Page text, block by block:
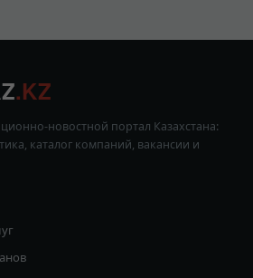
.KZ
новостной портал Казахстана:
каталог компаний, вакансии и